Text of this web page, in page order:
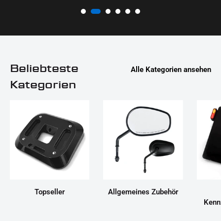
Beliebteste
Kategorien
Alle Kategorien ansehen
Topseller
Allgemeines Zubehör